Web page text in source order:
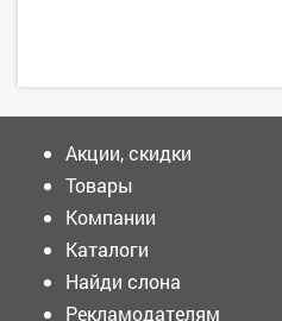
Акции, скидки
Товары
Компании
Каталоги
Найди слона
Рекламодателям